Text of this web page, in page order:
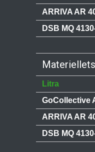
ARRIVA AR
DSB MQ
Litra
GoCollective
ARRIVA AR
DSB MQ